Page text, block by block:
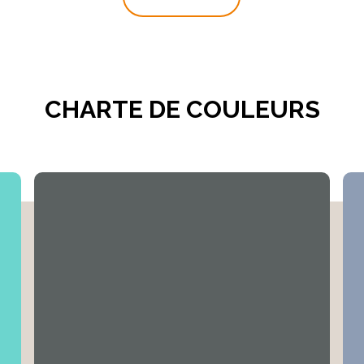
ou conseils, vous pouvez nous
telles que le papier peint, les plaques de plâtre ou le
CHARTE DE COULEURS